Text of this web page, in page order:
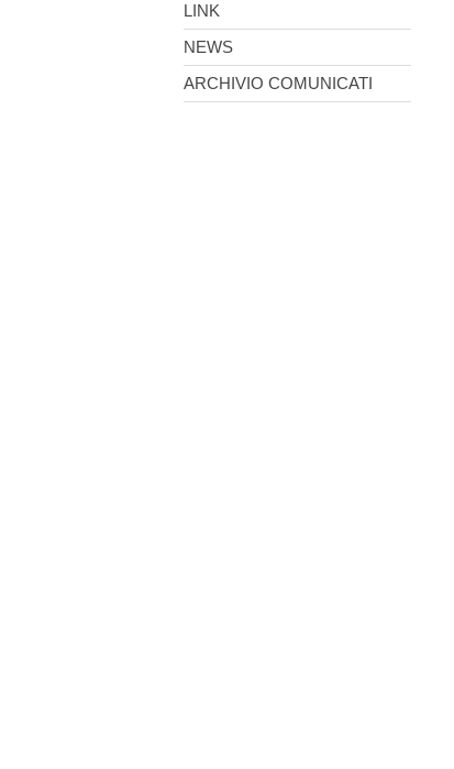
LINK
NEWS
ARCHIVIO COMUNICATI